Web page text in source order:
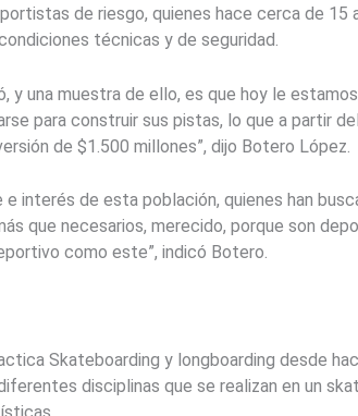
de riesgo, quienes hace cerca de
técnicas y de seguridad.
y una muestra de ello, es que hoy le
para construir sus pistas, lo que a partir
de $1.500 millones”, dijo Botero López.
e interés de esta población, quienes han
que necesarios, merecido, porque son
como este”, indicó Botero.
Skateboarding y longboarding desde
disciplinas que se realizan en un